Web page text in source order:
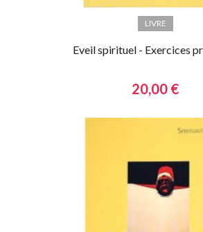
LIVRE
Eveil spirituel - Exercices
20,00 €